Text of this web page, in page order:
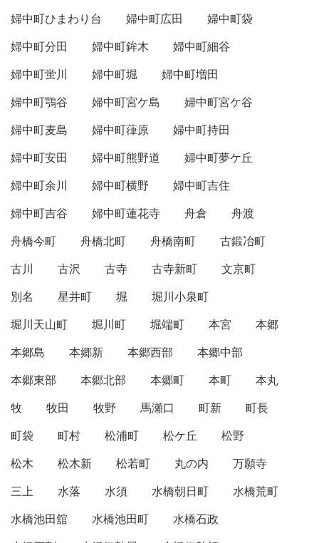
婦中町ひまわり台
婦中町広田
婦中町袋
婦中町分田
婦中町鉾木
婦中町細谷
婦中町蛍川
婦中町堀
婦中町増田
婦中町鶚谷
婦中町宮ケ島
婦中町宮ケ谷
婦中町麦島
婦中町葎原
婦中町持田
婦中町安田
婦中町熊野道
婦中町夢ケ丘
婦中町余川
婦中町横野
婦中町吉住
婦中町吉谷
婦中町蓮花寺 舟倉
舟渡
舟橋今町
舟橋北町 舟橋南町
古鍛冶町
古川
古沢 古寺 古寺新町
文京町
別名
星井町 堀
堀川小泉町
堀川天山町
堀川町 堀端町 本宮
本郷
本郷島
本郷新 本郷西部
本郷中部
本郷東部
本郷北部 本郷町 本町
本丸
牧
牧田 牧野 馬瀬口 町新
町長
町袋
町村 松浦町 松ケ丘
松野
松木
松木新 松若町 丸の内
万願寺
三上
水落 水須 水橋朝日町
水橋荒町
水橋池田舘
水橋池田町
水橋石政